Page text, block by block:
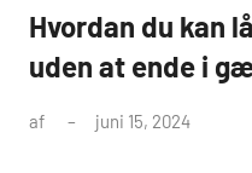
Hvordan du kan
uden at ende i
af juni 15, 2024